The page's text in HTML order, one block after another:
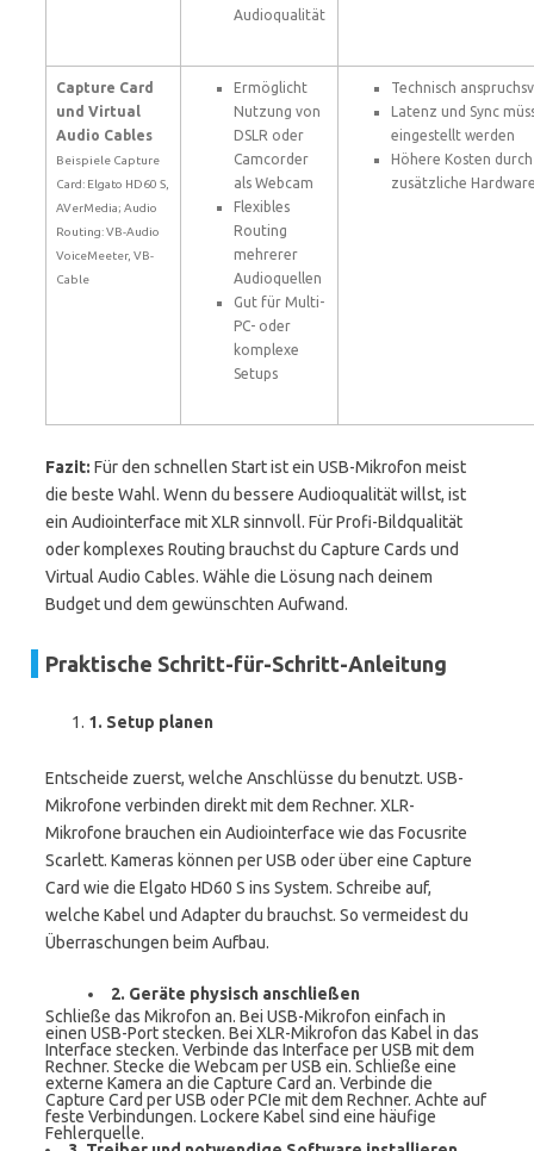
Audioqualität
Capture Card
und Virtual
Audio Cables
Beispiele Capture
Card: Elgato HD60 S,
AVerMedia; Audio
Routing: VB-Audio
VoiceMeeter, VB-
Cable
Ermöglicht
Nutzung von
DSLR oder
Camcorder
als Webcam
Flexibles
Routing
mehrerer
Audioquellen
Gut für Multi-
PC- oder
komplexe
Setups
Technisch
Latenz und Sync
eingestellt werden
Höhere Kosten durch
zusätzliche
Fazit: Für den schnellen Start ist ein USB-Mikrofon meist
die beste Wahl. Wenn du bessere Audioqualität willst, ist
ein Audiointerface mit XLR sinnvoll. Für Profi-Bildqualität
oder komplexes Routing brauchst du Capture Cards und
Virtual Audio Cables. Wähle die Lösung nach deinem
Budget und dem gewünschten Aufwand.
Praktische Schritt-für-Schritt-Anleitung
1. Setup planen
Entscheide zuerst, welche Anschlüsse du benutzt. USB-
Mikrofone verbinden direkt mit dem Rechner. XLR-
Mikrofone brauchen ein Audiointerface wie das Focusrite
Scarlett. Kameras können per USB oder über eine Capture
Card wie die Elgato HD60 S ins System. Schreibe auf,
welche Kabel und Adapter du brauchst. So vermeidest du
Überraschungen beim Aufbau.
2. Geräte physisch anschließen
Schließe das Mikrofon an. Bei USB-Mikrofon einfach in
einen USB-Port stecken. Bei XLR-Mikrofon das Kabel in das
Interface stecken. Verbinde das Interface per USB mit dem
Rechner. Stecke die Webcam per USB ein. Schließe eine
externe Kamera an die Capture Card an. Verbinde die
Capture Card per USB oder PCIe mit dem Rechner. Achte auf
feste Verbindungen. Lockere Kabel sind eine häufige
Fehlerquelle.